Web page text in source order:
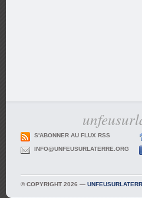
S'ABONNER AU FLUX RSS
INFO@UNFEUSURLATERRE.ORG
© COPYRIGHT 2026 —